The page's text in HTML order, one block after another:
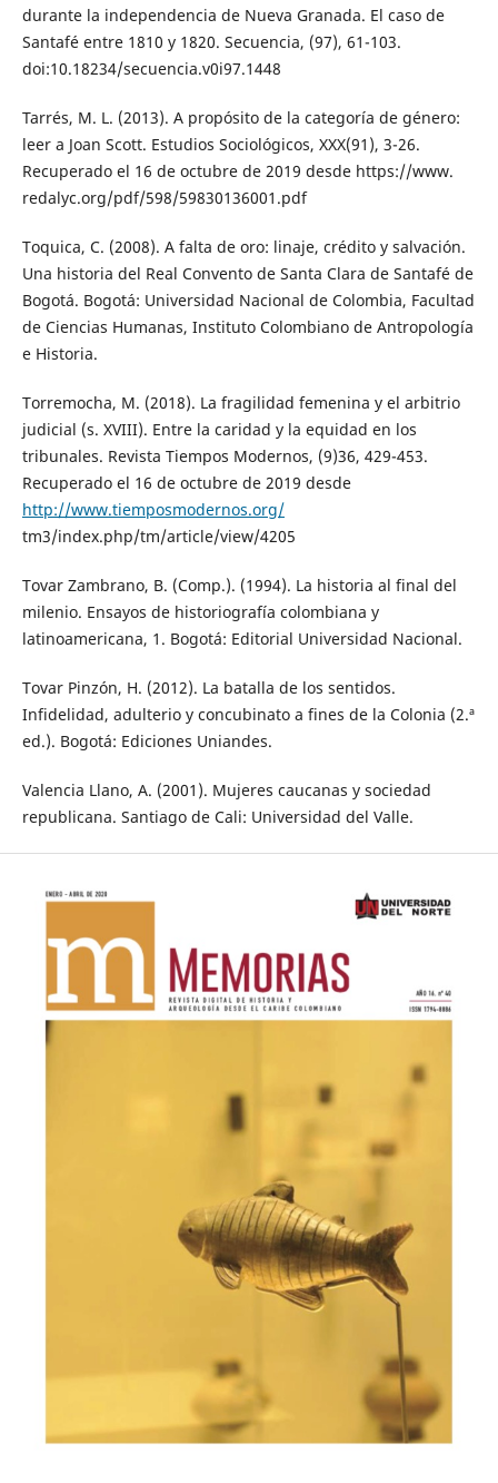
durante la independencia de Nueva Granada. El caso de
Santafé entre 1810 y 1820. Secuencia, (97), 61-103.
doi:10.18234/secuencia.v0i97.1448
Tarrés, M. L. (2013). A propósito de la categoría de género:
leer a Joan Scott. Estudios Sociológicos, XXX(91), 3-26.
Recuperado el 16 de octubre de 2019 desde https://www.
redalyc.org/pdf/598/59830136001.pdf
Toquica, C. (2008). A falta de oro: linaje, crédito y salvación.
Una historia del Real Convento de Santa Clara de Santafé de
Bogotá. Bogotá: Universidad Nacional de Colombia, Facultad
de Ciencias Humanas, Instituto Colombiano de Antropología
e Historia.
Torremocha, M. (2018). La fragilidad femenina y el arbitrio
judicial (s. XVIII). Entre la caridad y la equidad en los
tribunales. Revista Tiempos Modernos, (9)36, 429-453.
Recuperado el 16 de octubre de 2019 desde
http://www.tiemposmodernos.org/
tm3/index.php/tm/article/view/4205
Tovar Zambrano, B. (Comp.). (1994). La historia al final del
milenio. Ensayos de historiografía colombiana y
latinoamericana, 1. Bogotá: Editorial Universidad Nacional.
Tovar Pinzón, H. (2012). La batalla de los sentidos.
Infidelidad, adulterio y concubinato a fines de la Colonia (2.ª
ed.). Bogotá: Ediciones Uniandes.
Valencia Llano, A. (2001). Mujeres caucanas y sociedad
republicana. Santiago de Cali: Universidad del Valle.